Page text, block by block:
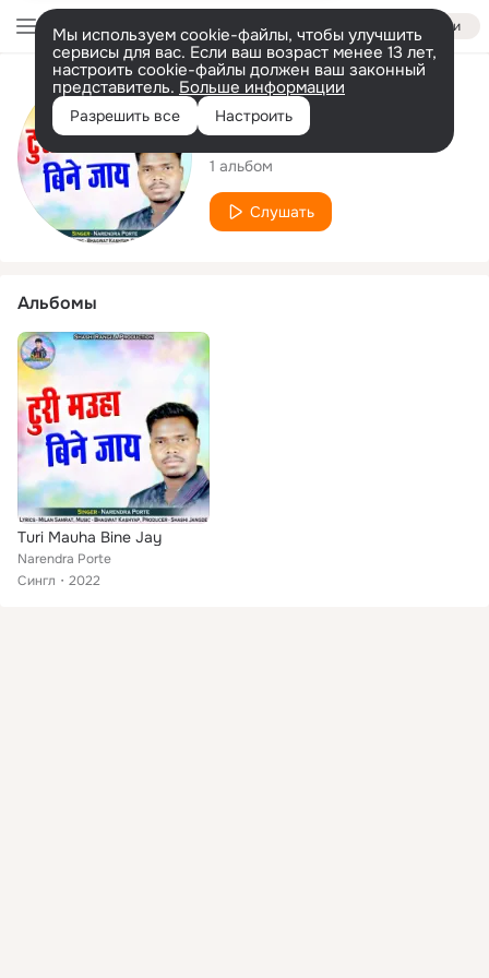
Войти
Мы используем cookie-файлы, чтобы улучшить
сервисы для вас. Если ваш возраст менее 13 лет,
настроить cookie-файлы должен ваш законный
представитель. Больше информации
Разрешить все Настроить
Исполнитель
Narendra Porte
1 альбом
Слушать
Альбомы
Turi Mauha Bine Jay
Narendra Porte
Сингл
2022